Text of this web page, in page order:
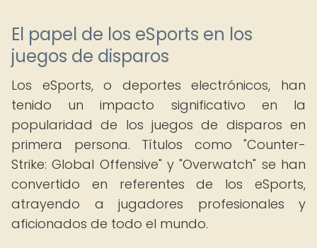
El papel de los eSports en los
juegos de disparos
Los eSports, o deportes electrónicos, han
tenido un impacto significativo en la
popularidad de los juegos de disparos en
primera persona. Títulos como "Counter-
Strike: Global Offensive" y "Overwatch" se han
convertido en referentes de los eSports,
atrayendo a jugadores profesionales y
aficionados de todo el mundo.